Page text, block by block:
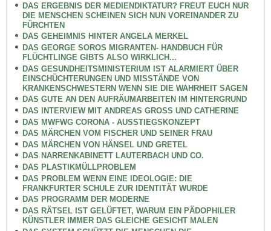
DAS ERGEBNIS DER MEDIENDIKTATUR? FREUT EUCH NUR
DIE MENSCHEN SCHEINEN SICH NUN VOREINANDER ZU
FÜRCHTEN
DAS GEHEIMNIS HINTER ANGELA MERKEL
DAS GEORGE SOROS MIGRANTEN- HANDBUCH FÜR
FLÜCHTLINGE GIBTS ALSO WIRKLICH...
DAS GESUNDHEITSMINISTERIUM IST ALARMIERT ÜBER
EINSCHÜCHTERUNGEN UND MISSTÄNDE VON
KRANKENSCHWESTERN WENN SIE DIE WAHRHEIT SAGEN
DAS GUTE AN DEN AUFRÄUMARBEITEN IM HINTERGRUND
DAS INTERVIEW MIT ANDREAS GROSS UND CATHERINE
DAS MWFWG CORONA - AUSSTIEGSKONZEPT
DAS MÄRCHEN VOM FISCHER UND SEINER FRAU
DAS MÄRCHEN VON HÄNSEL UND GRETEL
DAS NARRENKABINETT LAUTERBACH UND CO.
DAS PLASTIKMÜLLPROBLEM
DAS PROBLEM WENN EINE IDEOLOGIE: DIE
FRANKFURTER SCHULE ZUR IDENTITÄT WURDE
DAS PROGRAMM DER MODERNE
DAS RÄTSEL IST GELÜFTET, WARUM EIN PÄDOPHILER
KÜNSTLER IMMER DAS GLEICHE GESICHT MALEN